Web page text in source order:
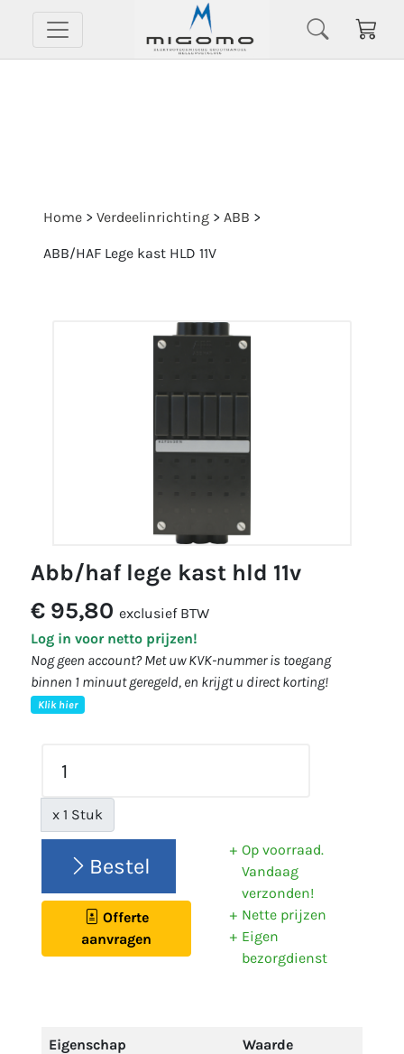
Home > Verdeelinrichting > ABB >
ABB/HAF Lege kast HLD 11V
abb/haf lege kast hld 11v
€ 95,80 exclusief BTW
Log in voor netto prijzen!
Nog geen account? Met uw KVK-nummer is toegang
binnen 1 minuut geregeld, en krijgt u direct korting!
Klik hier
x 1 Stuk
Bestel
Offerte
aanvragen
Op voorraad.
Vandaag
verzonden!
Nette prijzen
Eigen
bezorgdienst
Eigenschap Waarde